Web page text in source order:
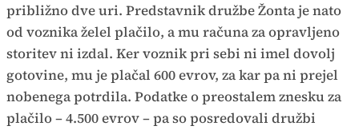
približno dve uri. Predstavnik družbe Žonta je nato
od voznika želel plačilo, a mu računa za opravljeno
storitev ni izdal. Ker voznik pri sebi ni imel dovolj
gotovine, mu je plačal 600 evrov, za kar pa ni prejel
nobenega potrdila. Podatke o preostalem znesku za
plačilo – 4.500 evrov – pa so posredovali družbi